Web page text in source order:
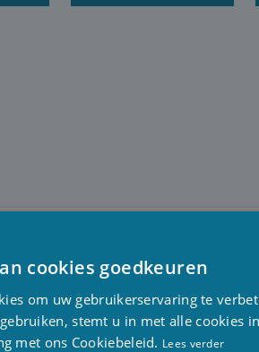
te dragen voor en na hetnemen
aan blijf je lekker warm
cookies goedkeuren
om uw gebruikerservaring te
stemt u in met alle cookies in
met ons Cookiebeleid. Lees verder